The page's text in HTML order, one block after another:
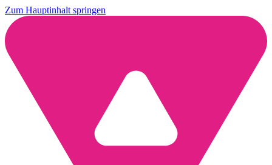
Zum Hauptinhalt springen